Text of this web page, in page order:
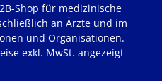
Shop für medizinische
an Ärzte und im
und Organisationen.
exkl. MwSt. angezeigt